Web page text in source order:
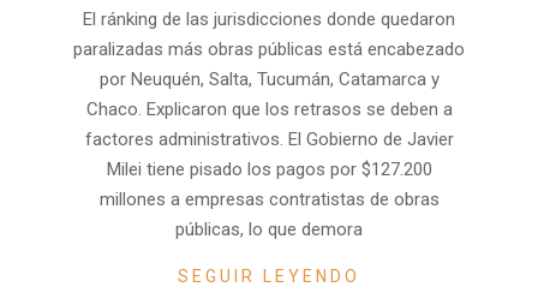
El ránking de las jurisdicciones donde quedaron
paralizadas más obras públicas está encabezado
por Neuquén, Salta, Tucumán, Catamarca y
Chaco. Explicaron que los retrasos se deben a
factores administrativos. El Gobierno de Javier
Milei tiene pisado los pagos por $127.200
millones a empresas contratistas de obras
públicas, lo que demora
SEGUIR LEYENDO